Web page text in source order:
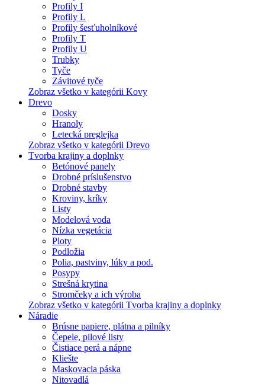
Profily I
Profily L
Profily šesťuholníkové
Profily T
Profily U
Trubky
Tyče
Závitové tyče
Zobraz všetko v kategórii Kovy
Drevo
Dosky
Hranoly
Letecká preglejka
Zobraz všetko v kategórii Drevo
Tvorba krajiny a doplnky
Betónové panely
Drobné príslušenstvo
Drobné stavby
Kroviny, kríky
Listy
Modelová voda
Nízka vegetácia
Ploty
Podložia
Polia, pastviny, lúky a pod.
Posypy
Strešná krytina
Stromčeky a ich výroba
Zobraz všetko v kategórii Tvorba krajiny a doplnky
Náradie
Brúsne papiere, plátna a pilníky
Čepele, pilové listy
Čistiace perá a nápne
Kliešte
Maskovacia páska
Nitovadlá